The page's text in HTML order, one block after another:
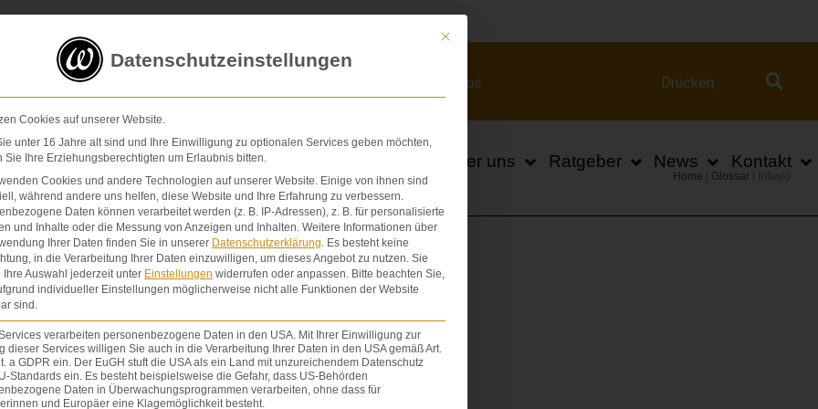
E-Mail Videos Drucken
& Schadensersatz Über uns Ratgeber News Kontakt
Home Glossar| Infusio
Mit diesem Button wird der Dialog geschlossen. Seine Funktionalität ist
Datenschutzeinstellungen
Cookies auf unserer Website.
unter 16 Jahre alt sind und Ihre Einwilligung zu optionalen Services geben möchten,
Sie Ihre Erziehungsberechtigten um Erlaubnis bitten.
Cookies und andere Technologien auf unserer Website. Einige von ihnen sind
während andere uns helfen, diese Website und Ihre Erfahrung zu verbessern.
Daten können verarbeitet werden (z. B. IP-Adressen), z. B. für personalisierte
und Inhalte oder die Messung von Anzeigen und Inhalten. Weitere Informationen über
Ihrer Daten finden Sie in unserer Datenschutzerklärung. Es besteht keine
in die Verarbeitung Ihrer Daten einzuwilligen, um dieses Angebot zu nutzen. Sie
Ihre Auswahl jederzeit unter Einstellungen widerrufen oder anpassen. Bitte beachten Sie,
individueller Einstellungen möglicherweise nicht alle Funktionen der Website
sind.
verarbeiten personenbezogene Daten in den USA. Mit Ihrer Einwilligung zur
dieser Services willigen Sie auch in die Verarbeitung Ihrer Daten in den USA gemäß Art.
a GDPR ein. Der EuGH stuft die USA als ein Land mit unzureichendem Datenschutz
Standards ein. Es besteht beispielsweise die Gefahr, dass US-Behörden
Daten in Überwachungsprogrammen verarbeiten, ohne dass für
und Europäer eine Klagemöglichkeit besteht.